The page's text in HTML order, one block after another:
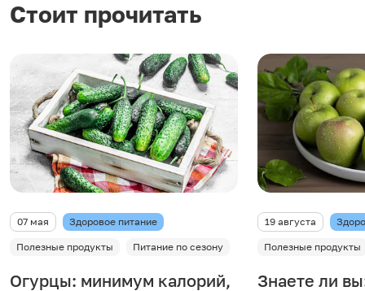
Стоит прочитать
07 мая Здоровое питание
Полезные продукты Питание по сезону
Огурцы: минимум калорий,
19 августа
Полезные продукты
Знаете ли